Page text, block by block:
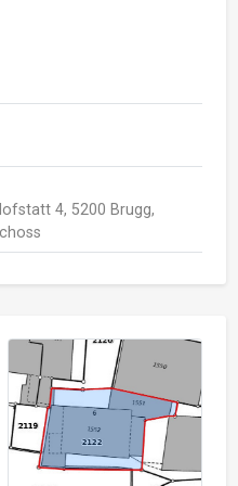
4, 5200 Brugg,